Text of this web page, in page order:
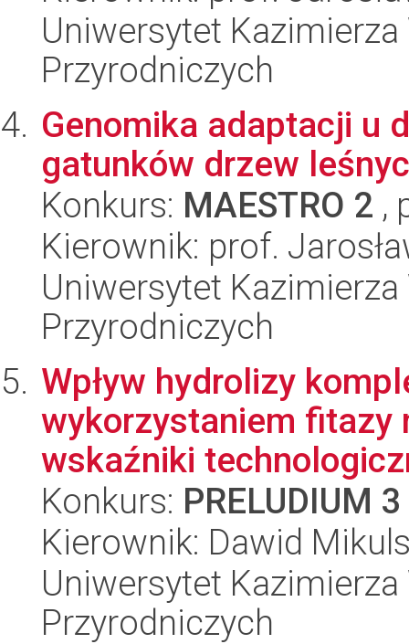
Uniwersytet Kazimierza
Przyrodniczych
Genomika adaptacji u
gatunków drzew
Konkurs: MAESTRO 2 ,
Kierownik: prof.
Uniwersytet Kazimierza
Przyrodniczych
Wpływ hydrolizy
wykorzystaniem fitazy
wskaźniki
Konkurs: PRELUDIUM 3
Kierownik: Dawid
Uniwersytet Kazimierza
Przyrodniczych